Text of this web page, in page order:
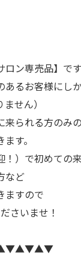
ン専売品】です
あるお客様にし
せん）
来られる方のみの
す。
！）で初めての
など
ますので
さいませ！